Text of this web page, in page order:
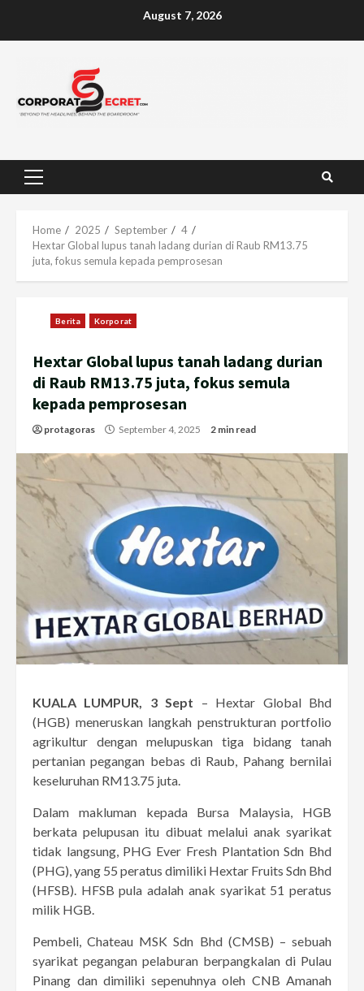
August 7, 2026
Primary
Home 2025 September
4
Hextar Global lupus tanah ladang durian di Raub RM13.75
juta, fokus semula kepada pemprosesan
Berita Korporat
Hextar Global lupus tanah ladang durian
di Raub RM13.75 juta, fokus semula
kepada pemprosesan
protagoras September 4, 2025 2 min read
KUALA LUMPUR, 3 Sept – Hextar Global Bhd
(HGB) meneruskan langkah penstrukturan portfolio
agrikultur dengan melupuskan tiga bidang tanah
pertanian pegangan bebas di Raub, Pahang bernilai
keseluruhan RM13.75 juta.
Dalam makluman kepada Bursa Malaysia, HGB
berkata pelupusan itu dibuat melalui anak syarikat
tidak langsung, PHG Ever Fresh Plantation Sdn Bhd
(PHG), yang 55 peratus dimiliki Hextar Fruits Sdn Bhd
(HFSB). HFSB pula adalah anak syarikat 51 peratus
milik HGB.
Pembeli, Chateau MSK Sdn Bhd (CMSB) – sebuah
syarikat pegangan pelaburan berpangkalan di Pulau
Pinang dan dimiliki sepenuhnya oleh CNB Amanah